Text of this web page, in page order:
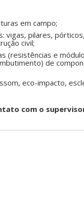
em campo;
vigas, pilares,
civil;
(resistências e
de
eco-impacto,
com o